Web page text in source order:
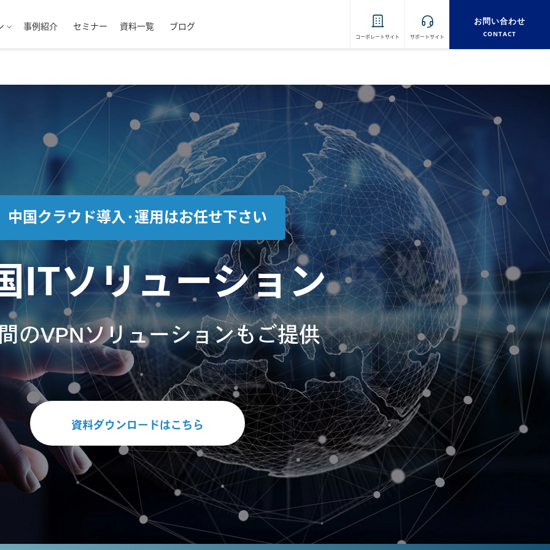
事例紹介 セミナー 資料一覧 ブログ
コーポレートサイト サポートサイト
お問い合わせ
CONTACT
中国クラウド導入·運用はお任せ下さい
ITソリューション
のVPNソリューションもご提供
資料ダウンロードはこちら